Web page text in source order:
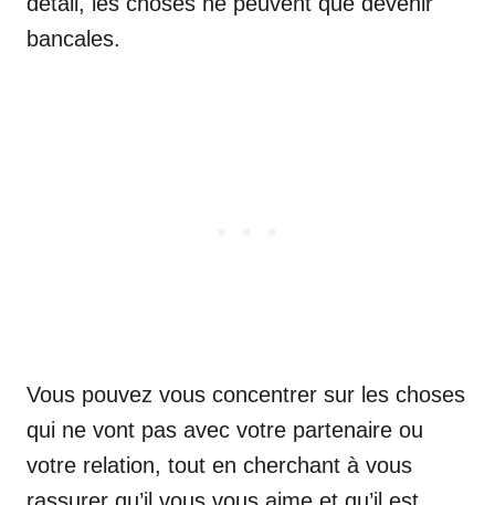
bancales.
Vous pouvez vous concentrer sur les choses
qui ne vont pas avec votre partenaire ou
votre relation, tout en cherchant à vous